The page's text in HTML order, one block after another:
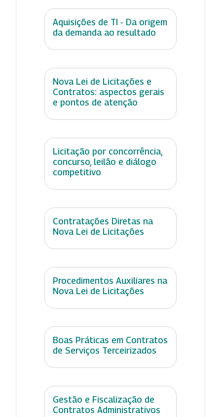
Aquisições de TI - Da origem
da demanda ao resultado
Nova Lei de Licitações e
Contratos: aspectos gerais
e pontos de atenção
Licitação por concorrência,
concurso, leilão e diálogo
competitivo
Contratações Diretas na
Nova Lei de Licitações
Procedimentos Auxiliares na
Nova Lei de Licitações
Boas Práticas em Contratos
de Serviços Terceirizados
Gestão e Fiscalização de
Contratos Administrativos